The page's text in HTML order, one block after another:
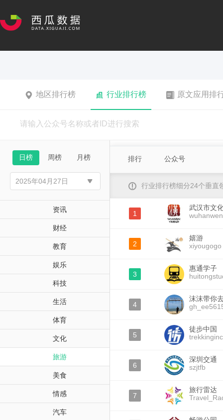
地区排行榜 行业排行榜 原文应用排
日榜 周榜 月榜
资讯
财经
教育
娱乐
科技
生活
体育
文化
旅游
美食
情感
汽车
排行 公众号
行业排行榜细分24个垂直
1
武汉市文
2
嬉游
xiyougogo
3
惠通学子
4
沫沫带你
5
徒步中国
6
深圳交通
szjtfb
7
旅行雷达